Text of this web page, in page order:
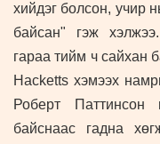
хийдэг болсон, учир
байсан" гэж
гараа тийм ч сайхан
Hacketts хэмээх
Роберт Паттинсон
байснаас гадна